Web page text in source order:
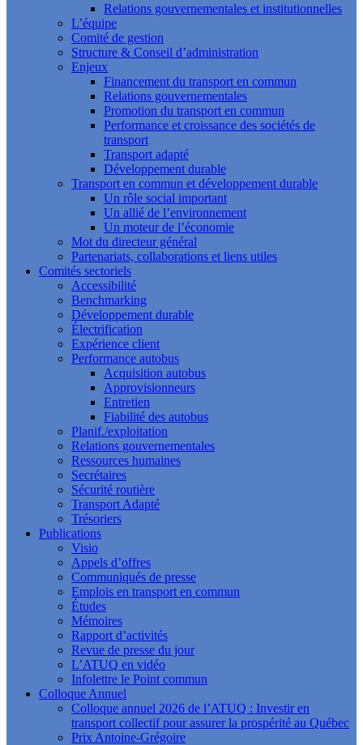
Relations gouvernementales et institutionnelles
L’équipe
Comité de gestion
Structure & Conseil d’administration
Enjeux
Financement du transport en commun
Relations gouvernementales
Promotion du transport en commun
Performance et croissance des sociétés de
transport
Transport adapté
Développement durable
Transport en commun et développement durable
Un rôle social important
Un allié de l’environnement
Un moteur de l’économie
Mot du directeur général
Partenariats, collaborations et liens utiles
Comités sectoriels
Accessibilité
Benchmarking
Développement durable
Électrification
Expérience client
Performance autobus
Acquisition autobus
Approvisionneurs
Entretien
Fiabilité des autobus
Planif./exploitation
Relations gouvernementales
Ressources humaines
Secrétaires
Sécurité routière
Transport Adapté
Trésoriers
Publications
Visio
Appels d’offres
Communiqués de presse
Emplois en transport en commun
Études
Mémoires
Rapport d’activités
Revue de presse du jour
L’ATUQ en vidéo
Infolettre le Point commun
Colloque Annuel
Colloque annuel 2026 de l’ATUQ : Investir en
transport collectif pour assurer la prospérité au Québec
Prix Antoine-Grégoire